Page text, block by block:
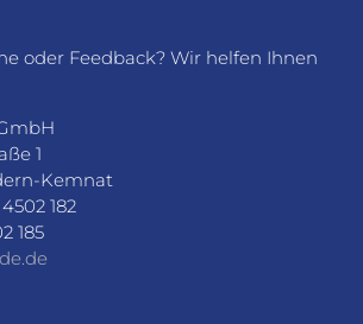
oder Feedback? Wir helfen Ihnen
1
Kemnat
182
185